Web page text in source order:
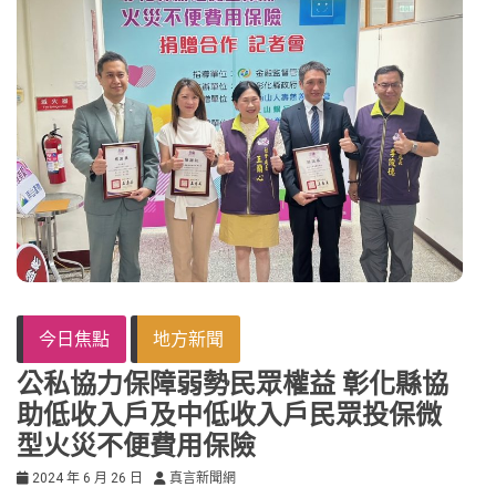
今日焦點 地方新聞
公私協力保障弱勢民眾權益 彰化縣協
助低收入戶及中低收入戶民眾投保微
型火災不便費用保險
2024 年 6 月 26 日 真言新聞網